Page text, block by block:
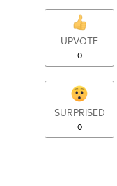
UPVOTE
0
SURPRISED
0